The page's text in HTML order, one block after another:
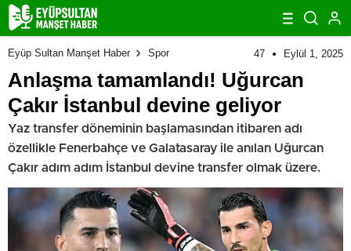
Eyüp Sultan Manşet Haber Spor 47 Eylül 1, 2025
Anlaşma tamamlandı! Uğurcan
Çakır İstanbul devine geliyor
Yaz transfer döneminin başlamasından itibaren adı
özellikle Fenerbahçe ve Galatasaray ile anılan Uğurcan
Çakır adım adım İstanbul devine transfer olmak üzere.